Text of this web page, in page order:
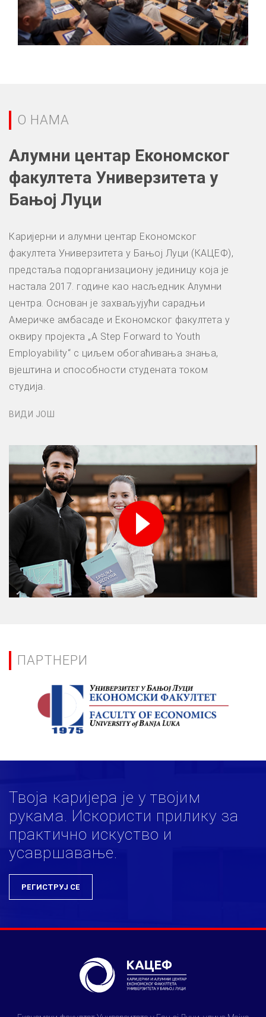
О НАМА
Алумни центар Економског
факултета Универзитета у
Бањој Луци
Каријерни и алумни центар Економског
факултета Универзитета у Бањој Луци (КАЦЕФ),
предстаља подорганизациону јединицу која је
настала 2017. године као насљедник Алумни
центра. Основан је захваљујући сарадњи
Америчке амбасаде и Економског факултета у
оквиру пројекта „A Step Forward to Youth
Employability“ с циљем обогаћивања знања,
вјештина и способности студената током
студија.
ВИДИ ЈОШ
ПАРТНЕРИ
Твоја каријера је у твојим
рукама. Искористи прилику за
практично искуство и
усавршавање.
РЕГИСТРУЈ СЕ